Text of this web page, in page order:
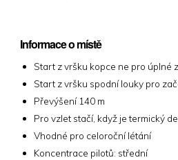
Informace o místě
Start z vršku kopce ne pro úplné
Start z vršku spodní louky pro
Převýšení 140 m
Pro vzlet stačí, když je termický
Vhodné pro celoroční létání
Koncentrace pilotů: střední